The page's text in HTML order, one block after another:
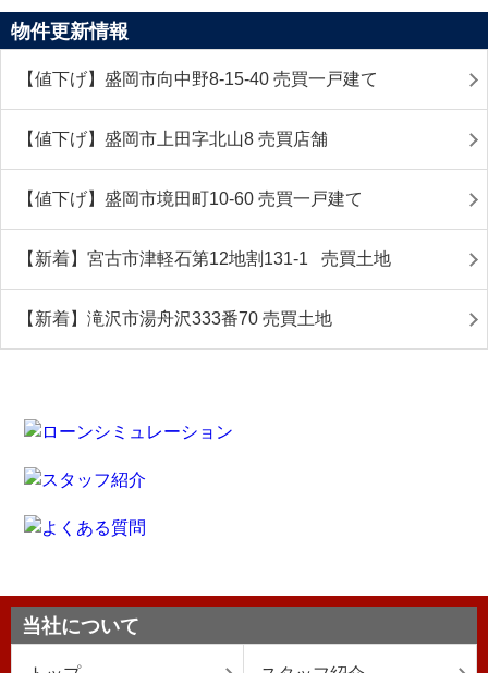
物件更新情報
【値下げ】盛岡市向中野8-15-40 売買一戸建て
【値下げ】盛岡市上田字北山8 売買店舗
【値下げ】盛岡市境田町10-60 売買一戸建て
【新着】宮古市津軽石第12地割131-1 売買土地
【新着】滝沢市湯舟沢333番70 売買土地
当社について